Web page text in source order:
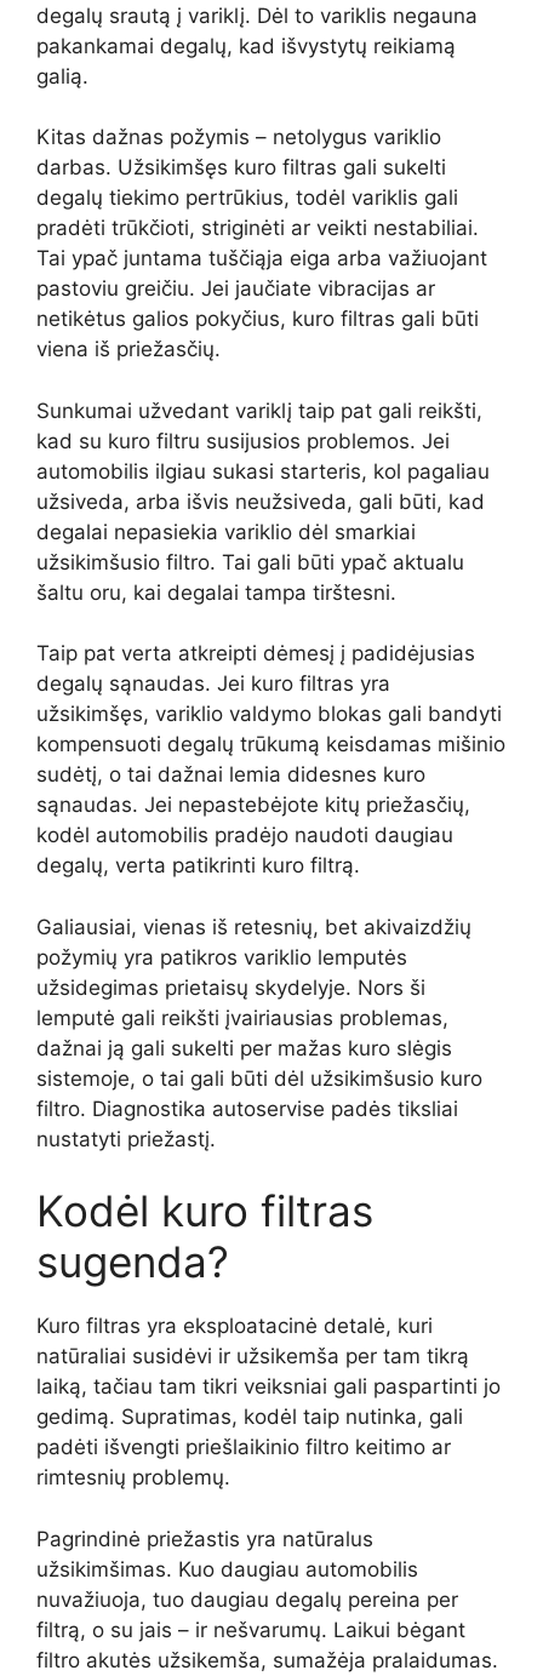
degalų srautą į variklį. Dėl to variklis negauna
pakankamai degalų, kad išvystytų reikiamą
galią.
Kitas dažnas požymis – netolygus variklio
darbas. Užsikimšęs kuro filtras gali sukelti
degalų tiekimo pertrūkius, todėl variklis gali
pradėti trūkčioti, striginėti ar veikti nestabiliai.
Tai ypač juntama tuščiąja eiga arba važiuojant
pastoviu greičiu. Jei jaučiate vibracijas ar
netikėtus galios pokyčius, kuro filtras gali būti
viena iš priežasčių.
Sunkumai užvedant variklį taip pat gali reikšti,
kad su kuro filtru susijusios problemos. Jei
automobilis ilgiau sukasi starteris, kol pagaliau
užsiveda, arba išvis neužsiveda, gali būti, kad
degalai nepasiekia variklio dėl smarkiai
užsikimšusio filtro. Tai gali būti ypač aktualu
šaltu oru, kai degalai tampa tirštesni.
Taip pat verta atkreipti dėmesį į padidėjusias
degalų sąnaudas. Jei kuro filtras yra
užsikimšęs, variklio valdymo blokas gali bandyti
kompensuoti degalų trūkumą keisdamas mišinio
sudėtį, o tai dažnai lemia didesnes kuro
sąnaudas. Jei nepastebėjote kitų priežasčių,
kodėl automobilis pradėjo naudoti daugiau
degalų, verta patikrinti kuro filtrą.
Galiausiai, vienas iš retesnių, bet akivaizdžių
požymių yra patikros variklio lemputės
užsidegimas prietaisų skydelyje. Nors ši
lemputė gali reikšti įvairiausias problemas,
dažnai ją gali sukelti per mažas kuro slėgis
sistemoje, o tai gali būti dėl užsikimšusio kuro
filtro. Diagnostika autoservise padės tiksliai
nustatyti priežastį.
Kodėl kuro filtras
sugenda?
Kuro filtras yra eksploatacinė detalė, kuri
natūraliai susidėvi ir užsikemša per tam tikrą
laiką, tačiau tam tikri veiksniai gali paspartinti jo
gedimą. Supratimas, kodėl taip nutinka, gali
padėti išvengti priešlaikinio filtro keitimo ar
rimtesnių problemų.
Pagrindinė priežastis yra natūralus
užsikimšimas. Kuo daugiau automobilis
nuvažiuoja, tuo daugiau degalų pereina per
filtrą, o su jais – ir nešvarumų. Laikui bėgant
filtro akutės užsikemša, sumažėja pralaidumas.